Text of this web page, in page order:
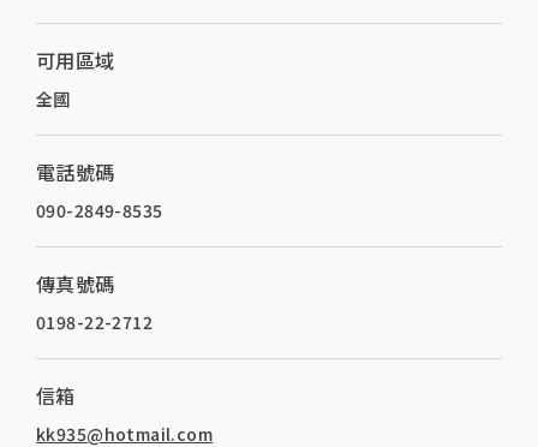
可用區域
全國
電話號碼
090-2849-8535
傳真號碼
0198-22-2712
信箱
kk935@hotmail.com